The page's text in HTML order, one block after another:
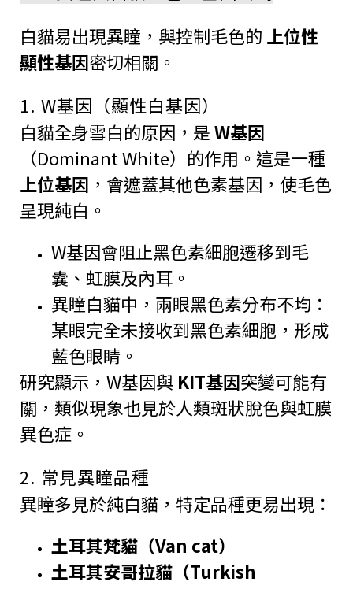
白貓易出現異瞳，與控制毛色的 上位性
顯性基因密切相關。
1. W基因（顯性白基因）
白貓全身雪白的原因，是W基因
（Dominant White）的作用。這是一種
上位基因 ，會遮蓋其他色素基因，使毛色
呈現純白。
W基因會阻止黑色素細胞遷移到毛
囊、虹膜及內耳。
異瞳白貓中，兩眼黑色素分布不均：
某眼完全未接收到黑色素細胞，形成
藍色眼睛。
研究顯示，W基因與 KIT基因突變可能有
關，類似現象也見於人類斑狀脫色與虹膜
異色症。
2. 常見異瞳品種
異瞳多見於純白貓，特定品種更易出現：
土耳其梵貓（Van cat）
土耳其安哥拉貓（Turkish